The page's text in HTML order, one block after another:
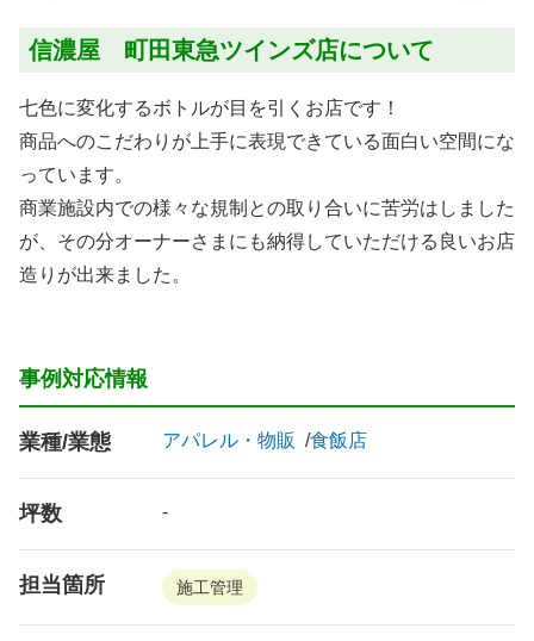
信濃屋 町田東急ツインズ店について
七色に変化するボトルが目を引くお店です！
商品へのこだわりが上手に表現できている面白い空間にな
っています。
商業施設内での様々な規制との取り合いに苦労はしました
が、その分オーナーさまにも納得していただける良いお店
造りが出来ました。
事例対応情報
業種/業態 アパレル・物販 食飯店
坪数 -
担当箇所 施工管理